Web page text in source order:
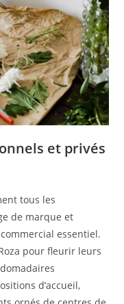
et privés
tous les
de marque et
essentiel.
pour fleurir leurs
d’accueil,